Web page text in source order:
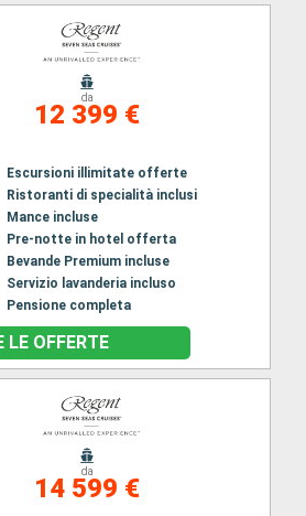
da
12 399 €
Escursioni illimitate offerte
Ristoranti di specialità inclusi
Mance incluse
Pre-notte in hotel offerta
Bevande Premium incluse
Servizio lavanderia incluso
Pensione completa
LE OFFERTE
da
14 599 €